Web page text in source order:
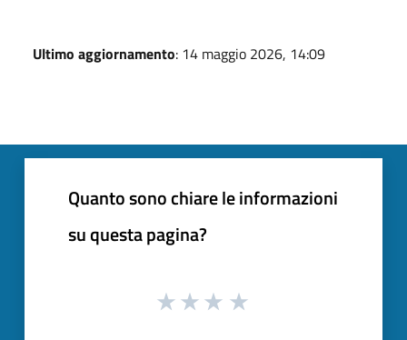
Ultimo aggiornamento: 14 maggio 2026, 14:09
Quanto sono chiare le informazioni
su questa pagina?